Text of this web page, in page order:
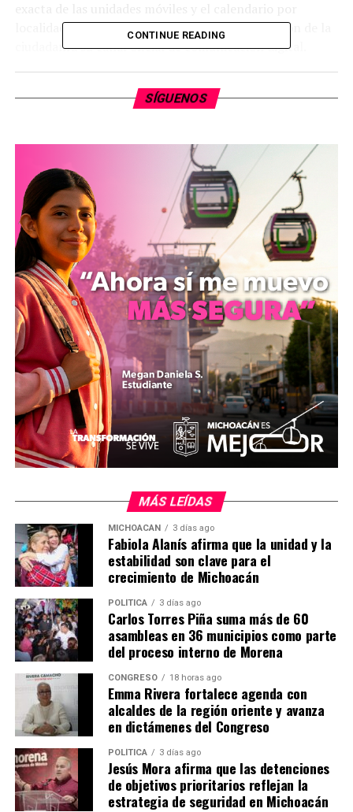
localidad, la autoridad sanitaria puso a disposición de la
ciudadanía su canal oficial de comunicación digital.
presentar copias de la identificación oficial (INE) y la
productos como desodorante, talco, perfume o crema
corporal el día del estudio.
La Secretaría de Salud de Michoacán reiteró que la
detección oportuna es fundamental para el tratamiento
de esta enfermedad. La dependencia señaló que, además
de la autoexploración mensual y la revisión clínica
anual, la mastografía es el procedimiento técnico
utilizado para identificar anomalías en etapas
tempranas.
mizitacuaro
Comparte con:
Me gusta esto:
CONTINUE READING
SÍGUENOS
MÁS LEÍDAS
MICHOACÁN 3 días ago
Fabiola Alanís afirma que la unidad y la
estabilidad son clave para el
crecimiento de Michoacán
POLÍTICA 3 días ago
Carlos Torres Piña suma más de 60
asambleas en 36 municipios como parte
del proceso interno de Morena
CONGRESO 18 horas ago
Emma Rivera fortalece agenda con
alcaldes de la región oriente y avanza
en dictámenes del Congreso
POLÍTICA 3 días ago
Jesús Mora afirma que las detenciones
de objetivos prioritarios reflejan la
estrategia de seguridad en Michoacán